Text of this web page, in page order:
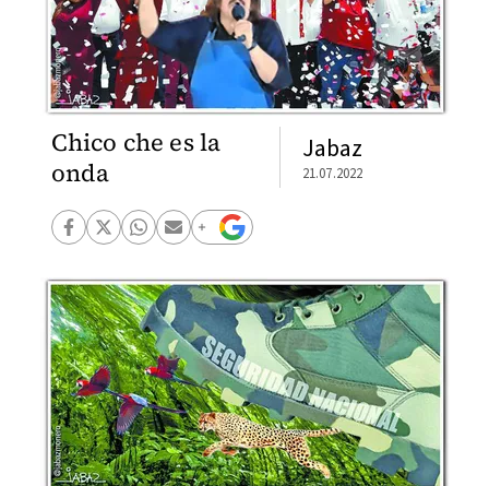
Chico che es la
onda
Jabaz
21.07.2022